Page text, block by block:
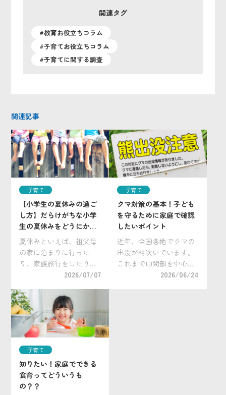
関連タグ
#教育お役立ちコラム
#子育てお役立ちコラム
#子育てに関する調査
関連記事
子育て
【小学生の夏休みの過ご
し方】だらけがちな小学
生の夏休みをどうにかし
たい！
夏休みといえば、祖父母
の家に泊まりに行った
り、家族旅行をしたり
と、普段なかなか行けな
別な過ごし方や経験をさ
せてあげたいと考える親
御さんは多いでしょう。
とはいえ、それ以外の時
ら […]
2026/07/07
子育て
クマ対策の基本！子ども
を守るために家庭で確認
したいポイント
近年、全国各地でクマの
出没が相次いでいます。
これまで山間部を中心に
生息すると考えられてい
2026/06/24
子育て
知りたい！家庭でできる
食育ってどういうも
の？？